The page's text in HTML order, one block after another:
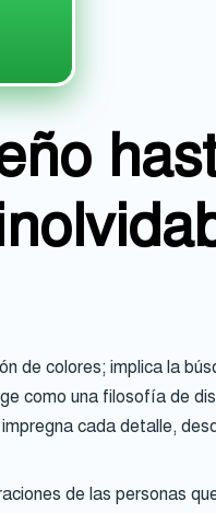
de colores; implica la
como una filosofía de
cada detalle,
de las personas